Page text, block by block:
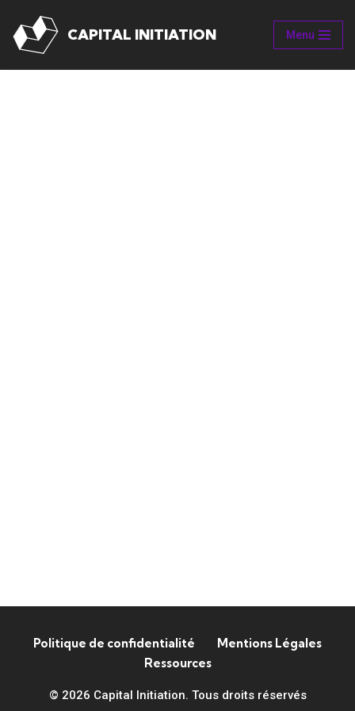
Aller
CAPITAL INITIATION Menu
Politique de confidentialité
Mentions Légales
Ressources
© 2026 Capital Initiation. Tous droits réservés